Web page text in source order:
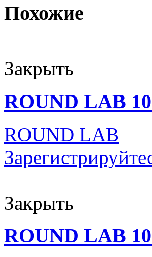
Похожие
Закрыть
ROUND LAB
ROUND LAB
Закрыть
ROUND LAB